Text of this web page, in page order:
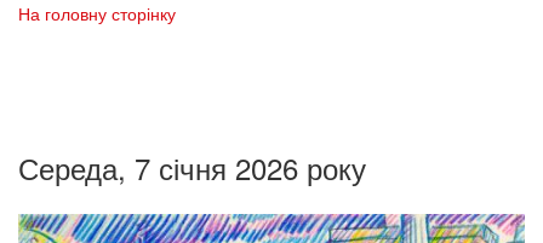
На головну сторінку
Середа, 7 січня 2026 року